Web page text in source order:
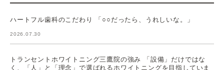
ハートフル歯科のこだわり 「○○だったら、うれしいな。」
2026.07.30
トランセントホワイトニング三鷹院の強み 「設備」だけではな
く、「人」と「理念」で選ばれるホワイトニングを目指していま